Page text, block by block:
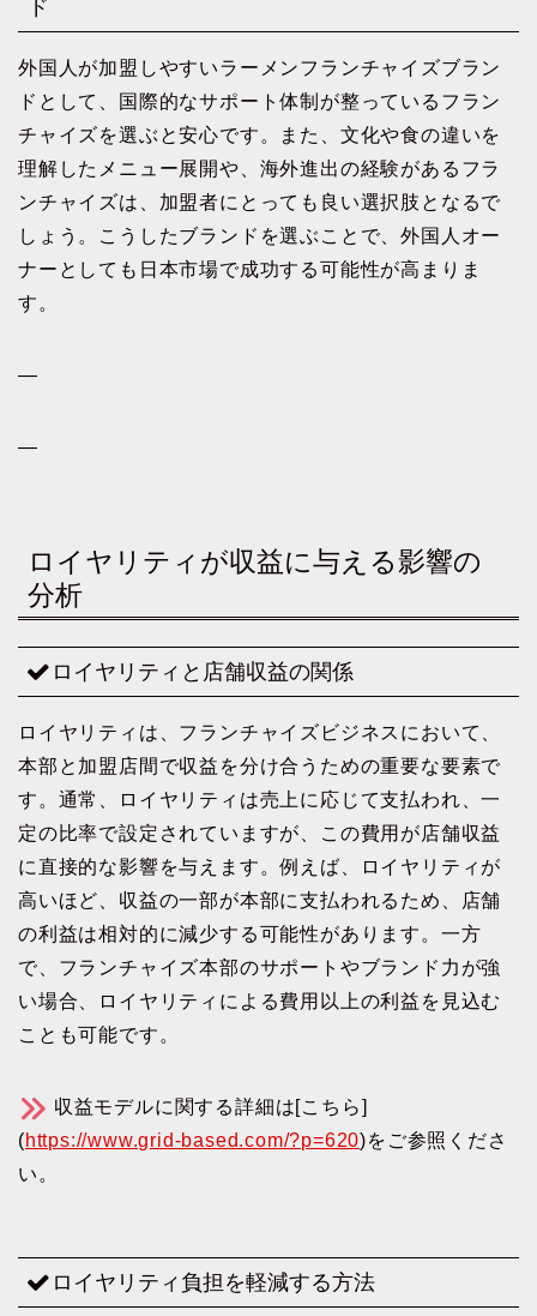
ド
外国人が加盟しやすいラーメンフランチャイズブラン
ドとして、国際的なサポート体制が整っているフラン
チャイズを選ぶと安心です。また、文化や食の違いを
理解したメニュー展開や、海外進出の経験があるフラ
ンチャイズは、加盟者にとっても良い選択肢となるで
しょう。こうしたブランドを選ぶことで、外国人オー
ナーとしても日本市場で成功する可能性が高まりま
す。
—
—
ロイヤリティが収益に与える影響の
分析
ロイヤリティと店舗収益の関係
ロイヤリティは、フランチャイズビジネスにおいて、
本部と加盟店間で収益を分け合うための重要な要素で
す。通常、ロイヤリティは売上に応じて支払われ、一
定の比率で設定されていますが、この費用が店舗収益
に直接的な影響を与えます。例えば、ロイヤリティが
高いほど、収益の一部が本部に支払われるため、店舗
の利益は相対的に減少する可能性があります。一方
で、フランチャイズ本部のサポートやブランド力が強
い場合、ロイヤリティによる費用以上の利益を見込む
ことも可能です。
収益モデルに関する詳細は[こちら]
(https://www.grid-based.com/?p=620)をご参照くださ
い。
ロイヤリティ負担を軽減する方法